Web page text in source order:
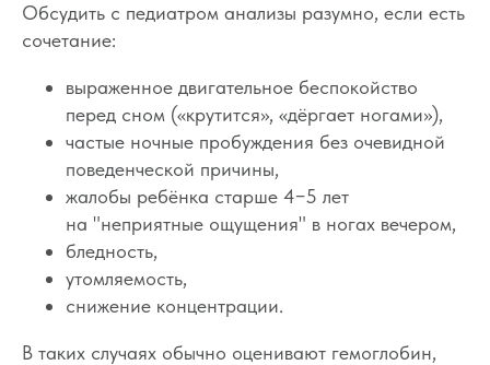
Обсудить с педиатром анализы разумно, если есть
сочетание:
выраженное двигательное беспокойство
перед сном («крутится», «дёргает ногами»),
частые ночные пробуждения без очевидной
поведенческой причины,
жалобы ребёнка старше 4−5 лет
на "неприятные ощущения" в ногах вечером,
бледность,
утомляемость,
снижение концентрации.
В таких случаях обычно оценивают гемоглобин,